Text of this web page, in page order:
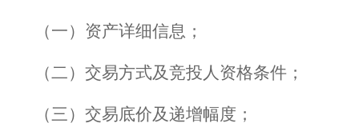
（一）资产详细信息；
（二）交易方式及竞投人资格条件；
（三）交易底价及递增幅度；